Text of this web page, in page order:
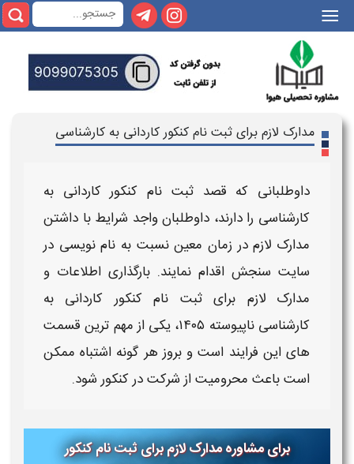
|||
مدارک لازم برای ثبت نام کنکور کاردانی به کارشناسی
داوطلبانی که قصدثبت نام کنکور کاردانی به
کارشناسی را دارند، داوطلبان واجد شرایط با داشتن
مدارک لازمدر زمان معین نسبت به نام نویسی در
سایت سنجش اقدام نمایند. بارگذاری اطلاعات و
مدارک لازم برای ثبت نام کنکور کاردانی به
کارشناسی ناپیوسته ۱۴۰۵
، یکی از مهم ترین قسمت
های این فرایند است و بروز هر گونه اشتباه ممکن
است باعث محرومیت از شرکت درکنکورشود.
برای مشاوره مدارک لازم برای ثبت نام کنکور